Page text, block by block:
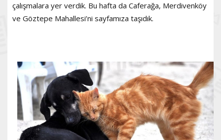
çalışmalara yer verdik. Bu hafta da Caferağa, Merdivenköy
ve Göztepe Mahallesi’ni sayfamıza taşıdık.